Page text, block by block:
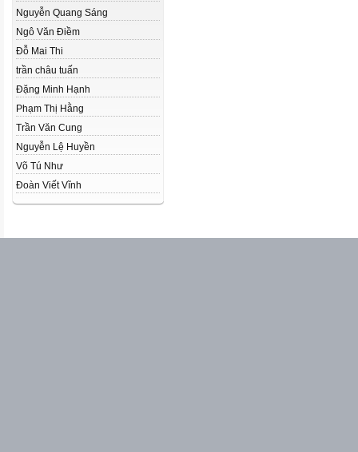
Nguyễn Quang Sáng
Ngô Văn Điềm
Đỗ Mai Thi
trần châu tuấn
Đặng Minh Hạnh
Phạm Thị Hằng
Trần Văn Cung
Nguyễn Lệ Huyền
Võ Tú Như
Đoàn Viết Vĩnh